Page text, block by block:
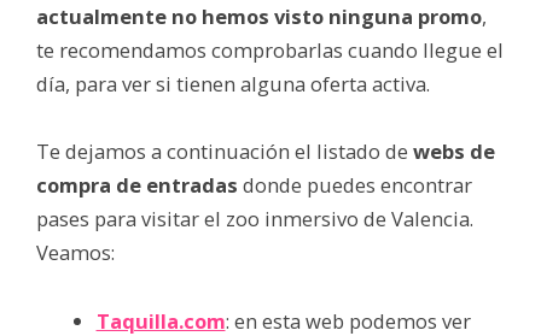
actualmente no hemos visto ninguna promo,
te recomendamos comprobarlas cuando llegue el
día, para ver si tienen alguna oferta activa.
Te dejamos a continuación el listado de webs de
compra de entradas donde puedes encontrar
pases para visitar el zoo inmersivo de Valencia.
Veamos:
Taquilla.com: en esta web podemos ver